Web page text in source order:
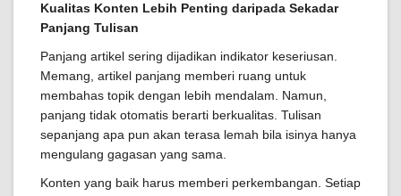
Kualitas Konten Lebih Penting daripada Sekadar
Panjang Tulisan
Panjang artikel sering dijadikan indikator keseriusan.
Memang, artikel panjang memberi ruang untuk
membahas topik dengan lebih mendalam. Namun,
panjang tidak otomatis berarti berkualitas. Tulisan
sepanjang apa pun akan terasa lemah bila isinya hanya
mengulang gagasan yang sama.
Konten yang baik harus memberi perkembangan. Setiap